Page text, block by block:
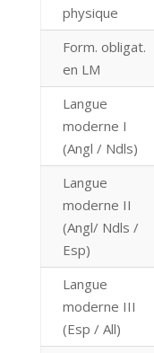
physique
Form. obligat.
en LM
Langue
moderne I
(Angl / Ndls)
Langue
moderne II
(Angl/ Ndls /
Esp)
Langue
moderne III
(Esp / All)